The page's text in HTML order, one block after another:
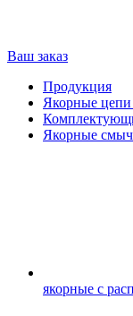
Ваш заказ
Продукция
Якорные
Якорные
якорные с